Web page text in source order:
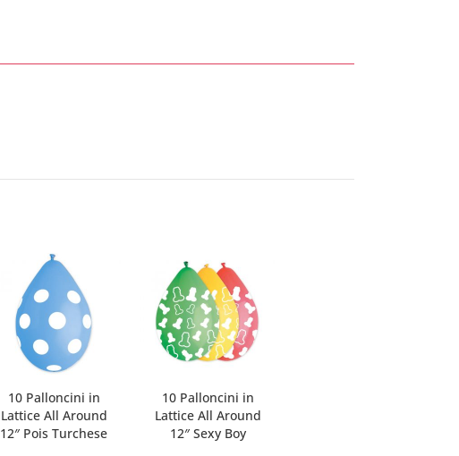
10 Palloncini in
Lattice All Around
12″ Pois Turchese
10 Palloncini in
Lattice All Around
12″ Sexy Boy